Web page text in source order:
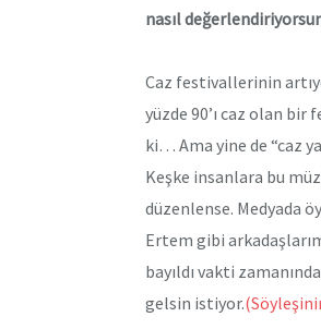
nasıl
Caz festivallerinin
yüzde 90’ı caz olan
ki… Ama yine de “caz
Keşke insanlara bu
düzenlense. Medyada
Ertem gibi
bayıldı vakti
gelsin istiyor.